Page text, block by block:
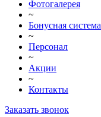
Фотогалерея
~
Бонусная система
~
Персонал
~
Акции
~
Контакты
Заказать звонок